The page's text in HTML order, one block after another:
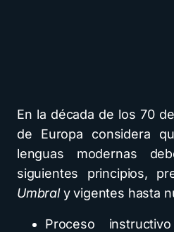
En la década de los 70
de Europa considera
lenguas modernas
siguientes principios,
Umbraly vigentes hasta
Proceso